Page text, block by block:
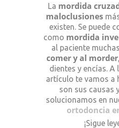
La mordida
maloclusiones
existen. Se puede
como mordida
al paciente muchas
comer y al morder
dientes y encías. A
artículo te vamos a
son sus causas
solucionamos en
ortodoncia
¡Sigue